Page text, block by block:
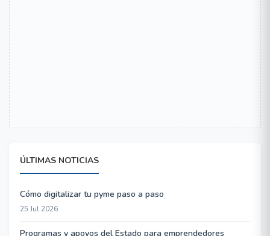
ÚLTIMAS NOTICIAS
Cómo digitalizar tu pyme paso a paso
25 Jul 2026
Programas y apoyos del Estado para emprendedores